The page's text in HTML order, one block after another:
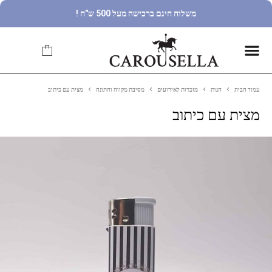
משלוח חינם ברכישה מעל 500 ש"ח !
עמוד הבית חנות מזכרות לאירועים מסיבת מקווה וחתונה מצית עם כיתוב
מצית עם כיתוב